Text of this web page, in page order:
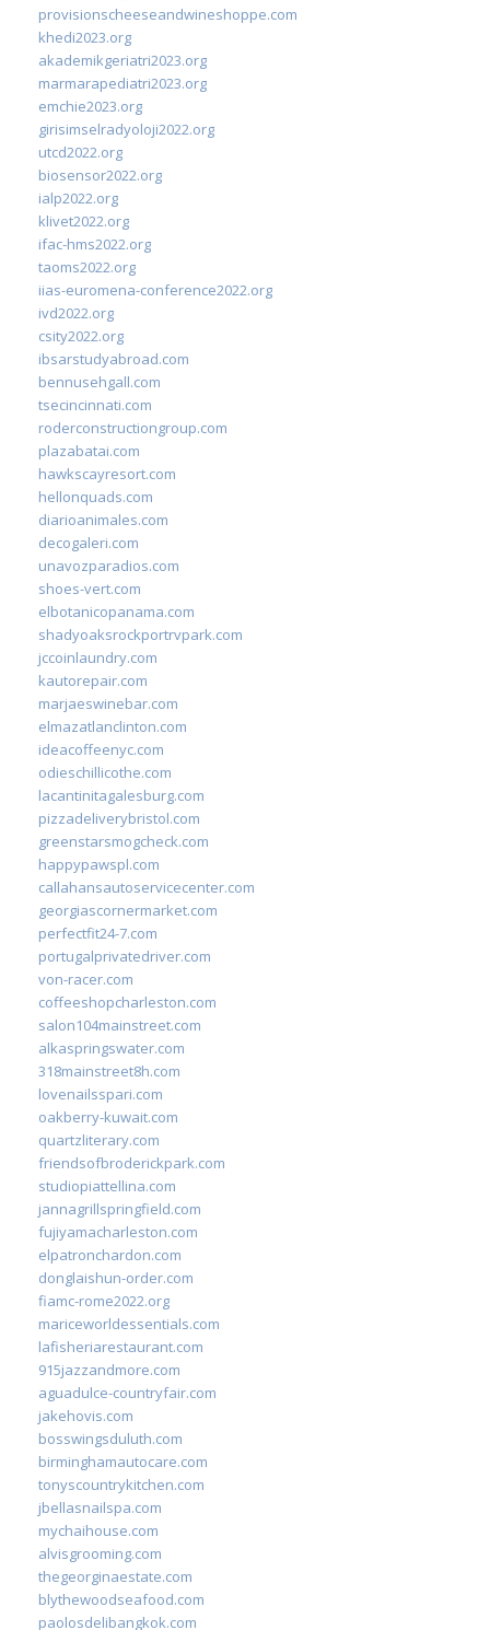
provisionscheeseandwineshoppe.com
khedi2023.org
akademikgeriatri2023.org
marmarapediatri2023.org
emchie2023.org
girisimselradyoloji2022.org
utcd2022.org
biosensor2022.org
ialp2022.org
klivet2022.org
ifac-hms2022.org
taoms2022.org
iias-euromena-conference2022.org
ivd2022.org
csity2022.org
ibsarstudyabroad.com
bennusehgall.com
tsecincinnati.com
roderconstructiongroup.com
plazabatai.com
hawkscayresort.com
hellonquads.com
diarioanimales.com
decogaleri.com
unavozparadios.com
shoes-vert.com
elbotanicopanama.com
shadyoaksrockportrvpark.com
jccoinlaundry.com
kautorepair.com
marjaeswinebar.com
elmazatlanclinton.com
ideacoffeenyc.com
odieschillicothe.com
lacantinitagalesburg.com
pizzadeliverybristol.com
greenstarsmogcheck.com
happypawspl.com
callahansautoservicecenter.com
georgiascornermarket.com
perfectfit24-7.com
portugalprivatedriver.com
von-racer.com
coffeeshopcharleston.com
salon104mainstreet.com
alkaspringswater.com
318mainstreet8h.com
lovenailsspari.com
oakberry-kuwait.com
quartzliterary.com
friendsofbroderickpark.com
studiopiattellina.com
jannagrillspringfield.com
fujiyamacharleston.com
elpatronchardon.com
donglaishun-order.com
fiamc-rome2022.org
mariceworldessentials.com
lafisheriarestaurant.com
915jazzandmore.com
aguadulce-countryfair.com
jakehovis.com
bosswingsduluth.com
birminghamautocare.com
tonyscountrykitchen.com
jbellasnailspa.com
mychaihouse.com
alvisgrooming.com
thegeorginaestate.com
blythewoodseafood.com
paolosdelibangkok.com